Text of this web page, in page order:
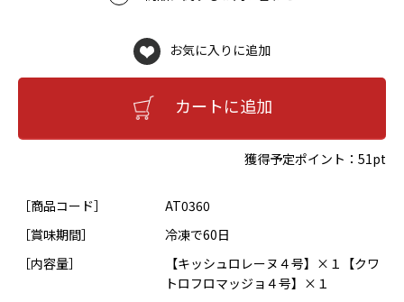
お気に入りに追加
カートに追加
獲得予定ポイント：51pt
［商品コード］
AT0360
［賞味期間］
冷凍で60日
［内容量］
【キッシュロレーヌ４号】×１【クワ
トロフロマッジョ４号】×１